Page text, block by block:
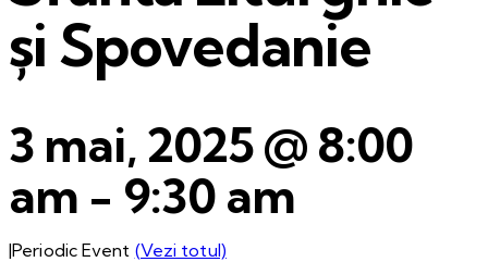
și Spovedanie
3 mai, 2025 @ 8:00
am - 9:30 am
|Periodic Event (Vezi totul)